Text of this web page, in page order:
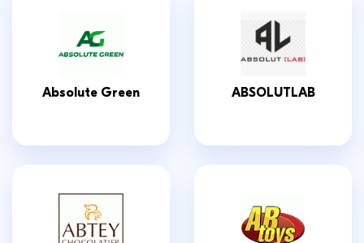
Absolute Green ABSOLUTLAB